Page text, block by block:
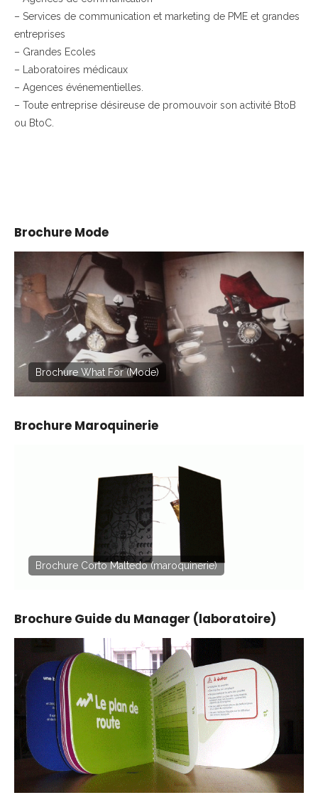
– Services de communication et marketing de PME et grandes
entreprises
– Grandes Ecoles
– Laboratoires médicaux
– Agences événementielles.
– Toute entreprise désireuse de promouvoir son activité BtoB
ou BtoC.
Brochure Mode
Brochure What For (Mode)
Brochure Maroquinerie
Brochure Corto Maltedo (maroquinerie)
Brochure Guide du Manager (laboratoire)